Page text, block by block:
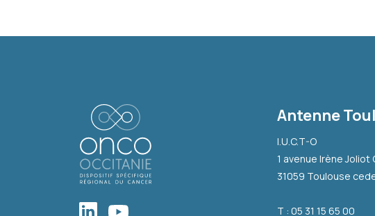
Antenne
I.U.C.T-O
1 avenue Irène Joliot
31059 Toulouse
T : 05 31 15 65 00